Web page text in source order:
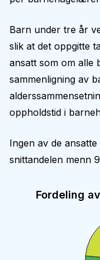
Barn under tre år
slik at det oppgitte
ansatt som om alle
sammenligning av
oppholdstid i
Ingen av de
snittandelen menn
Fordeling